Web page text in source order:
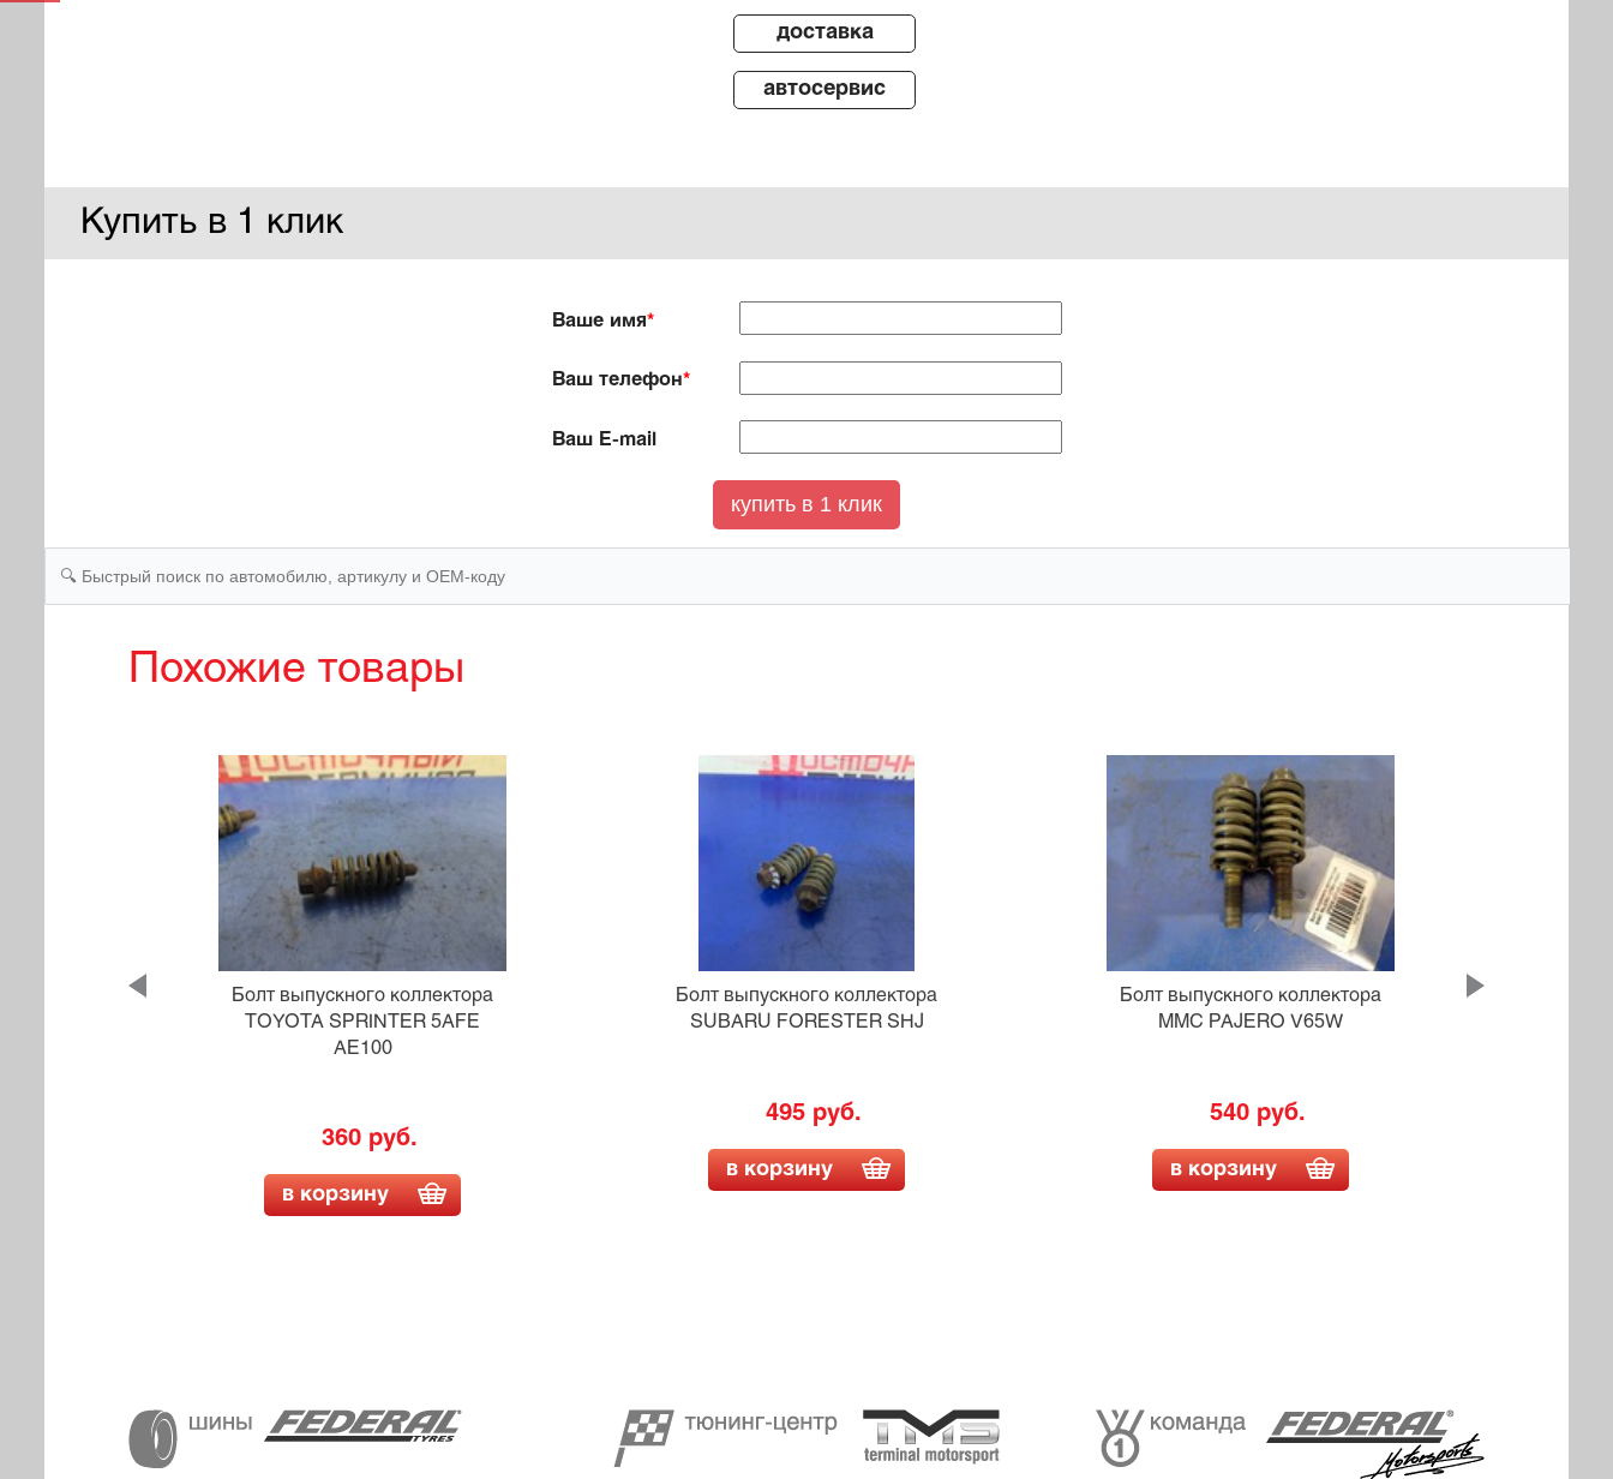
доставка
автосервис
Купить в 1 клик
Ваше имя*
Ваш телефон*
Ваш E-mail
Похожие товары
Болт выпускного коллектора
TOYOTA SPRINTER 5AFE
AE100
360 руб.
в корзину
Болт выпускного коллектора
SUBARU FORESTER SHJ
495 руб.
в корзину
Болт выпускного коллектора
MMC PAJERO V65W
540 руб.
в корзину